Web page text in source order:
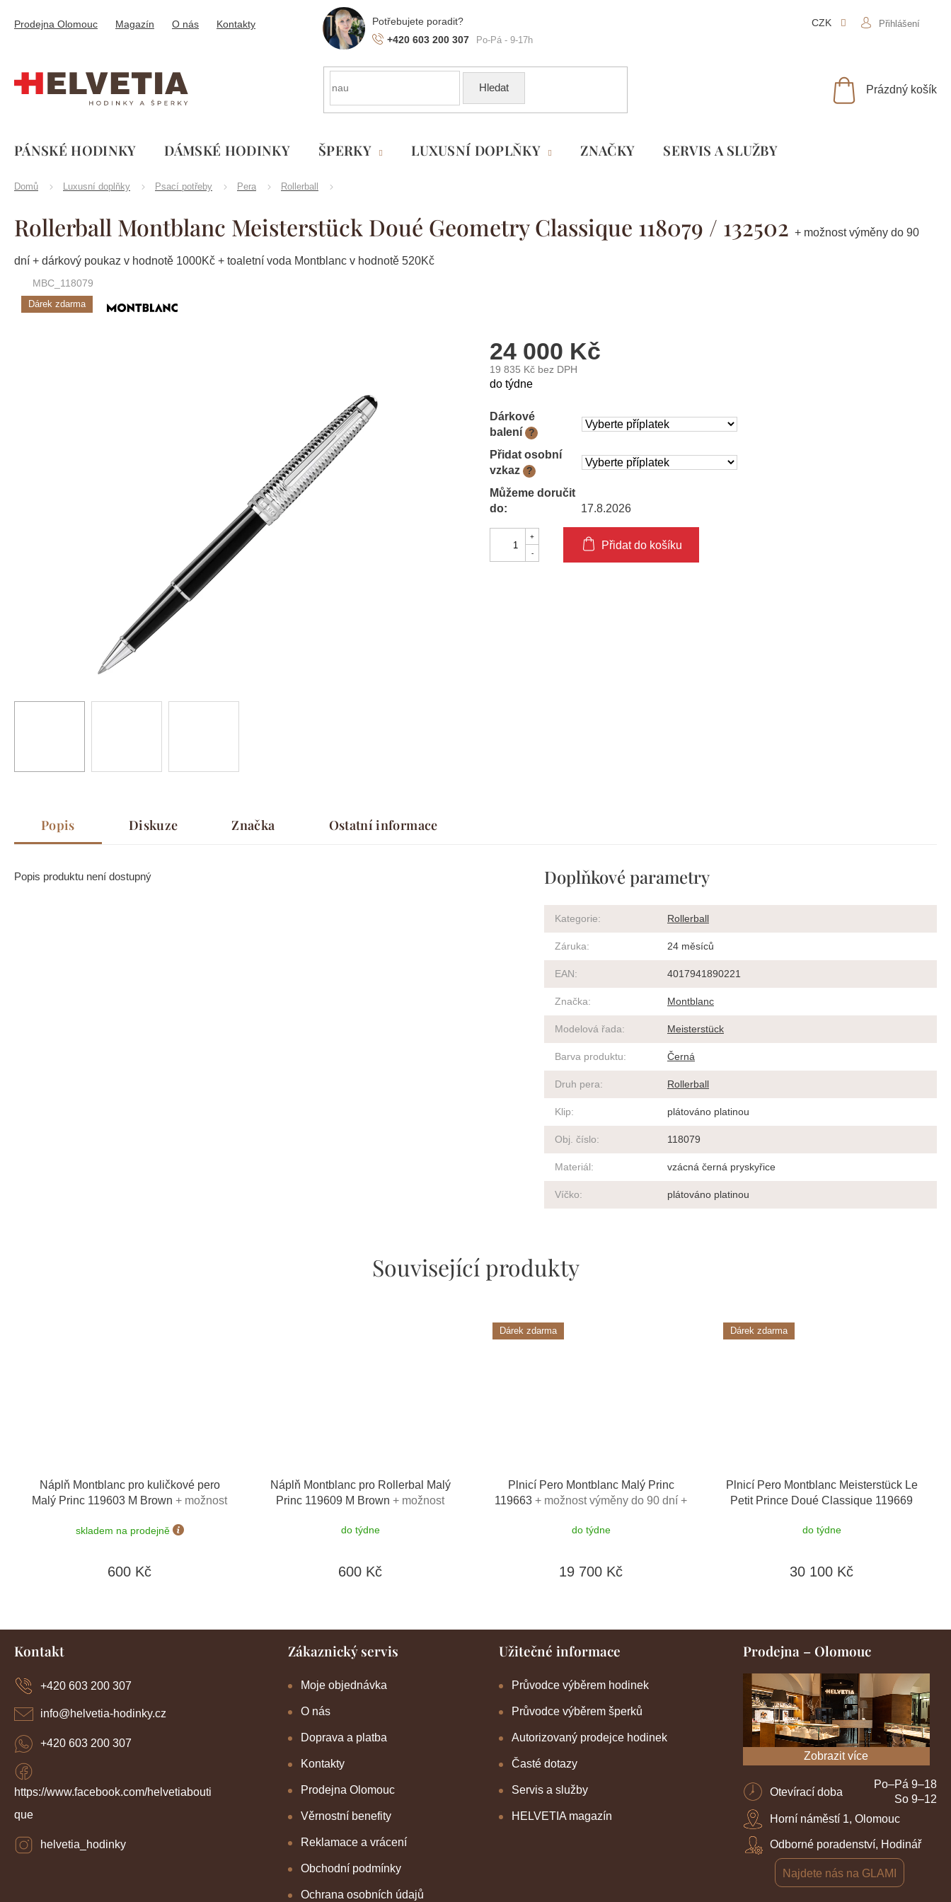
obsah
+420 603 200 307
Prodejna Olomouc Magazín O nás Kontakty CZK Přihlášení
Hledat
NÁKUPNÍ
Prázdný košík
PÁNSKÉ HODINKY DÁMSKÉ HODINKY ŠPERKY LUXUSNÍ DOPLŇKY ZNAČKY SLUŽBY
Domů Luxusní doplňky Psací potřeby Pera Rollerball
Rollerball Montblanc Meisterstück Doué Geometry Classique 118079 / 132502 + možnost výměny do 90
dní + dárkový poukaz v hodnotě 1000Kč + toaletní voda Montblanc v hodnotě 520Kč
MBC_118079
Dárek zdarma Značka:Montblanc
24 000 Kč
19 835 Kč bez DPH
Měrná
do týdne
Dárkové
balení
?
Přidat osobní
vzkaz
?
Můžeme doručit
do:
17.8.2026
Přidat do košíku
Související produkty
Náplň Montblanc pro kuličkové pero
Malý Princ 119603 M Brown + možnost
skladem na prodejně
600 Kč
Náplň Montblanc pro Rollerbal Malý
Princ 119609 M Brown + možnost
do týdne
600 Kč
Dárek zdarma
Plnicí Pero Montblanc Malý Princ
119663 + možnost výměny do 90 dní +
toaletní voda Montblanc v hodnotě
do týdne
19 700 Kč
Dárek zdarma
Plnicí Pero Montblanc Meisterstück Le
Petit Prince Doué Classique 119669
dní + dárkový poukaz v hodnotě
do týdne
30 100 Kč
Popis Diskuze Značka Ostatní informace
Popis produktu není dostupný Doplňkové parametry
Kategorie: Rollerball
Záruka: 24 měsíců
EAN: 4017941890221
Značka: Montblanc
Modelová řada: Meisterstück
Barva produktu: Černá
Druh pera: Rollerball
Klip: plátováno platinou
Obj. číslo: 118079
Materiál: vzácná černá pryskyřice
Víčko: plátováno platinou
Kontakt
info@helvetia-hodinky.cz
+420 603 200 307
https://www.facebook.com/helvetiabouti
que
helvetia_hodinky
+420 603 200 307
Zákaznický servis
Moje objednávka
O nás
Doprava a platba
Kontakty
Prodejna Olomouc
Věrnostní benefity
Reklamace a vrácení
Obchodní podmínky
Ochrana osobních údajů
Užitečné informace
Průvodce výběrem hodinek
Průvodce výběrem šperků
Autorizovaný prodejce hodinek
Časté dotazy
Servis a služby
HELVETIA magazín
Prodejna – Olomouc
Zobrazit více
Otevírací doba
Po–Pá 9–18
So 9–12
Horní náměstí 1, Olomouc
Odborné poradenství, Hodinář
Najdete nás na GLAMI